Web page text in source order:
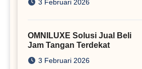
3 Februari 2026
OMNILUXE Solusi Jual Beli
Jam Tangan Terdekat
3 Februari 2026